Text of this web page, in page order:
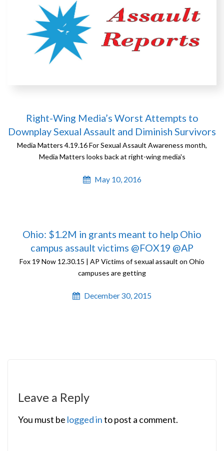
Right-Wing Media’s Worst Attempts to
Downplay Sexual Assault and Diminish Survivors
Media Matters 4.19.16 For Sexual Assault Awareness month,
Media Matters looks back at right-wing media's
May 10, 2016
Ohio: $1.2M in grants meant to help Ohio
campus assault victims @FOX19 @AP
Fox 19 Now 12.30.15 | AP Victims of sexual assault on Ohio
campuses are getting
December 30, 2015
Leave a Reply
You must be logged into post a comment.